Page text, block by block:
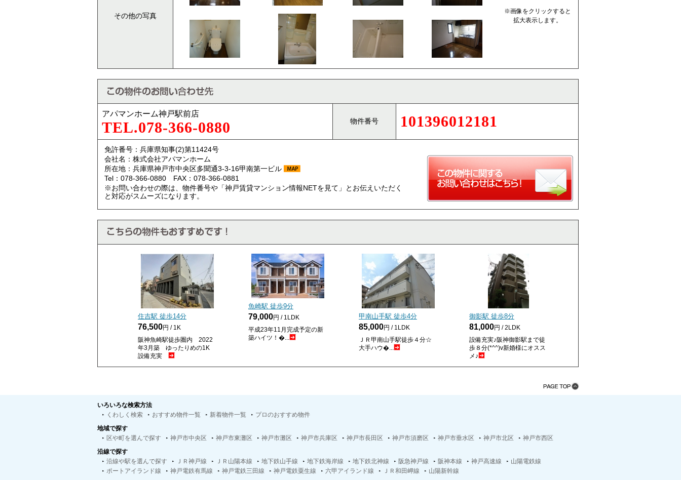
その他の写真
※画像をクリックすると
拡大表示します。
アパマンホーム神戸駅前店
TEL.078-366-0880 物件番号 101396012181
免許番号：兵庫県知事(2)第11424号
会社名：株式会社アパマンホーム
所在地：兵庫県神戸市中央区多聞通3-3-16甲南第一ビル
Tel：078-366-0880 FAX：078-366-0881
※お問い合わせの際は、物件番号や「神戸賃貸マンション情報NETを見て」とお伝えいただく
と対応がスムーズになります。
住吉駅 徒歩14分
76,500円 / 1K
阪神魚崎駅徒歩圏内 2022
年3月築 ゆったりめの1K
設備充実
魚崎駅 徒歩9分
79,000円 / 1LDK
平成23年11月完成予定の新
築ハイツ！�...
甲南山手駅 徒歩4分
85,000円 / 1LDK
ＪＲ甲南山手駅徒歩４分☆
大手ハウ�...
御影駅 徒歩8分
81,000円 / 2LDK
設備充実♪阪神御影駅まで徒
歩８分(*^^)v新婚様にオスス
メ♪
いろいろな検索方法
くわしく検索
おすすめ物件一覧 新着物件一覧
プロのおすすめ物件
地域で探す
区や町を選んで探す
神戸市中央区 神戸市東灘区 神戸市灘区 神戸市兵庫区 神戸市長田区 神戸市須磨区 神戸市垂水区 神戸市北区
神戸市西区
沿線で探す
沿線や駅を選んで探す
ＪＲ神戸線 ＪＲ山陽本線 地下鉄山手線 地下鉄海岸線 地下鉄北神線 阪急神戸線 阪神本線 神戸高速線
山陽電鉄線
ポートアイランド線
神戸電鉄有馬線 神戸電鉄三田線 神戸電鉄粟生線 六甲アイランド線 ＪＲ和田岬線 山陽新幹線